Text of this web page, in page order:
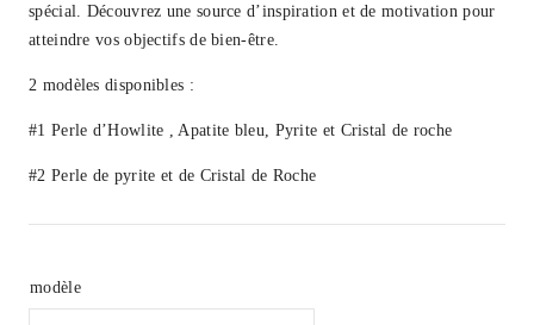
spécial. Découvrez une source d’inspiration et de motivation pour
atteindre vos objectifs de bien-être.
2 modèles disponibles :
#1 Perle d’Howlite , Apatite bleu, Pyrite et Cristal de roche
#2 Perle de pyrite et de Cristal de Roche
modèle